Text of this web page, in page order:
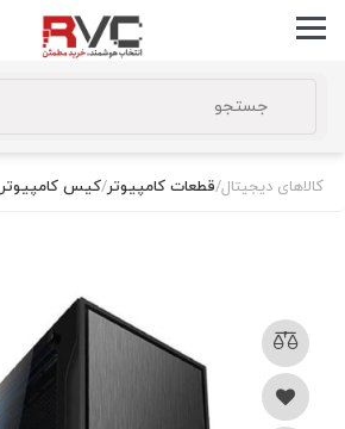
کالاهای دیجیتال/قطعات کامپیوتر/کیس کامپیوتر